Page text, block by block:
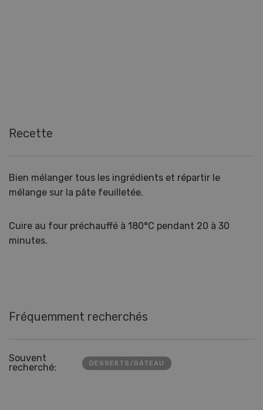
Recette
Bien mélanger tous les ingrédients et répartir le
mélange sur la pâte feuilletée.
Cuire au four préchauffé à 180°C pendant 20 à 30
minutes.
Fréquemment recherchés
Souvent
recherché:
DESSERTS/GÂTEAU